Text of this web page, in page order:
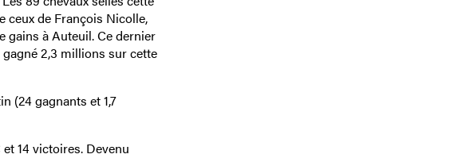
ceux de François Nicolle,
gains à Auteuil. Ce dernier
gagné 2,3 millions sur cette
(24 gagnants et 1,7
14 victoires. Devenu